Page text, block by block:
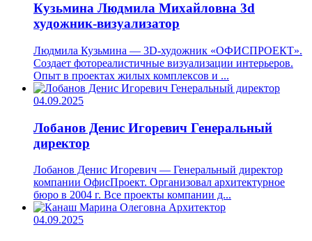
Кузьмина Людмила Михайловна 3d
художник-визуализатор
Людмила Кузьмина — 3D-художник «ОФИСПРОЕКТ».
Создает фотореалистичные визуализации интерьеров.
Опыт в проектах жилых комплексов и ...
04.09.2025
Лобанов Денис Игоревич Генеральный
директор
Лобанов Денис Игоревич — Генеральный директор
компании ОфисПроект. Организовал архитектурное
бюро в 2004 г. Все проекты компании д...
04.09.2025